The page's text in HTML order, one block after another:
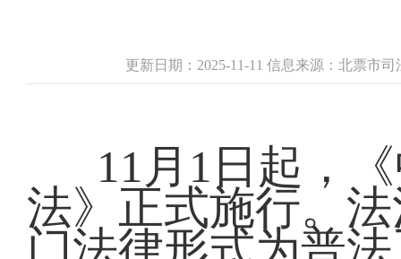
更新日期：2025-11-11 信息来源：北票市
11月1日起，
法》正式施行。